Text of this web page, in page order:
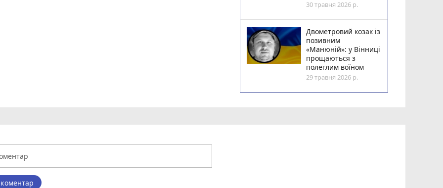
30 травня 2026 р.
Двометровий козак із
позивним
«Манюній»: у Вінниці
прощаються з
полеглим воїном
29 травня 2026 р.